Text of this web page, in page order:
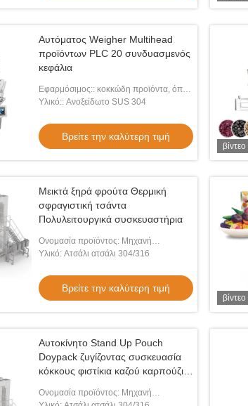
Αυτόματος Weigher Multihead
προϊόντων PLC 20 συνδυασμενός
κεφάλια
Εφαρμόσιμος:: κοκκώδη προϊόντα, όπως
οι σπόροι πεπονιών
Υλικό:: Ανοξείδωτο SUS 304
Βρείτε την καλύτερη τιμή
βίντεο
Μεικτά ξηρά φρούτα Θερμική
σφραγιστική τσάντα
Πολυλειτουργικά συσκευαστήρια
Ονομασία προϊόντος: Μηχανή
συσκευασίας μικτών αποξηραμένων
Υλικό: Ατσάλι ατσάλι 304/316
Βρείτε την καλύτερη τιμή
βίντεο
Αυτοκίνητο Stand Up Pouch
Doypack ζυγίζοντας συσκευασία
κόκκους φιστίκια καζού καρπούζια
πλήρωσης
Ονομασία προϊόντος: Μηχανή